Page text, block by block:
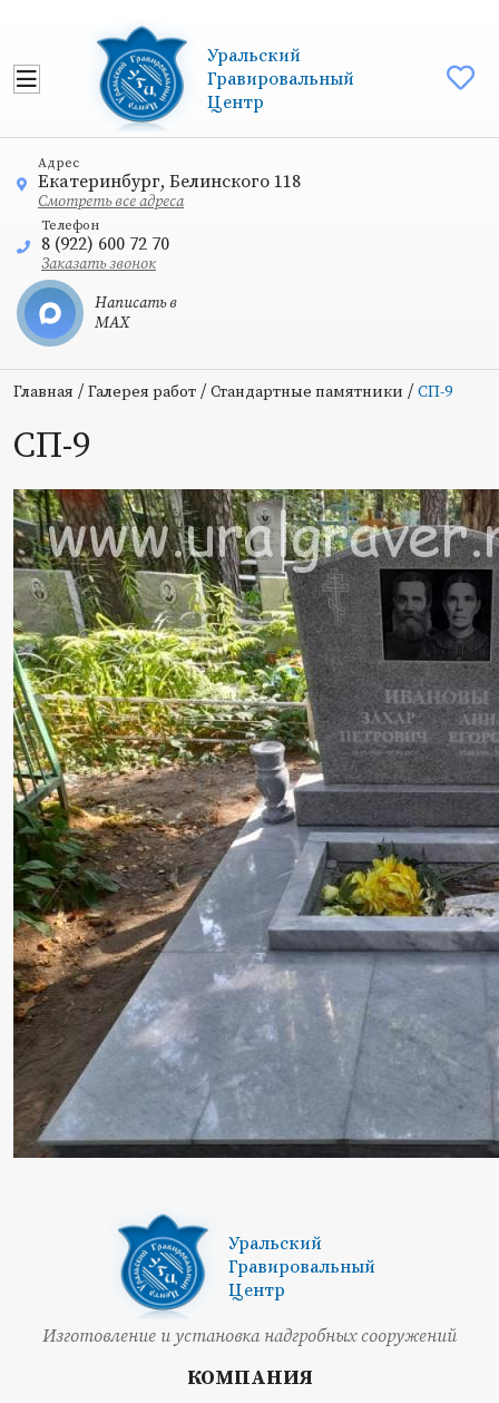
Уральский
Гравировальный
Центр
Адрес
Екатеринбург, Белинского 118
Смотреть все адреса
Телефон
8 (922) 600 72 70
Заказать звонок
Написать в
MAX
Главная / Галерея работ / Стандартные памятники / СП-9
СП-9
Уральский
Гравировальный
Центр
Изготовление и установка надгробных сооружений
КОМПАНИЯ